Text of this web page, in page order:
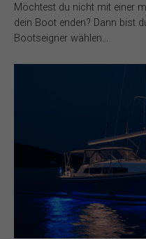
Möchtest du nicht mit einer
dein Boot enden? Dann bist
Bootseigner wählen…